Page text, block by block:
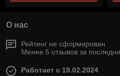
О нас
Рейтинг не сформирован
Менее 5 отзывов за
Работает с 19.02.2024